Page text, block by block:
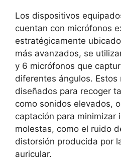
Los dispositivos
cuentan con micrófonos
estratégicamente
más avanzados, se
y 6 micrófonos que
diferentes ángulos. Estos
diseñados para recoger
como sonidos elevados,
captación para minimizar
molestas, como el ruido
distorsión producida por
auricular.